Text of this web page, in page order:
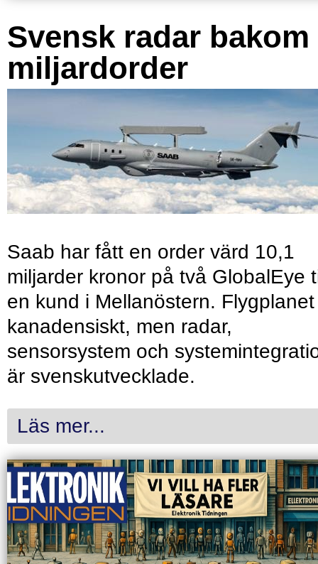
Svensk radar bakom
miljardorder
Saab har fått en order värd 10,1
miljarder kronor på två GlobalEye
en kund i Mellanöstern.
kanadensiskt, men radar,
sensorsystem och
är svenskutvecklade.
Läs mer...